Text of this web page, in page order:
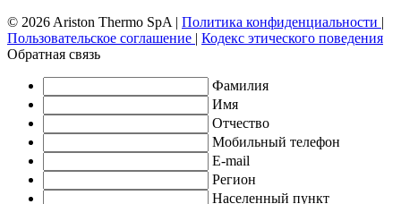
© 2026 Ariston Thermo SpA | Политика конфиденциальности |
Пользовательское соглашение | Кодекс этического поведения
Обратная связь
Фамилия
Имя
Отчество
Мобильный телефон
E-mail
Регион
Населенный пункт